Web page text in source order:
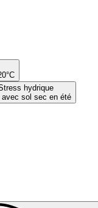
hydrique
avec sol sec en été